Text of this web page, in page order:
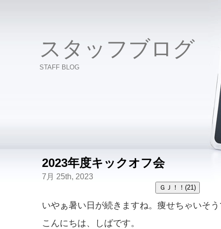
スタッフブログ
STAFF BLOG
2023年度キックオフ会
7月 25th, 2023
いやぁ暑い日が続きますね。痩せちゃいそ
こんにちは、しばです。